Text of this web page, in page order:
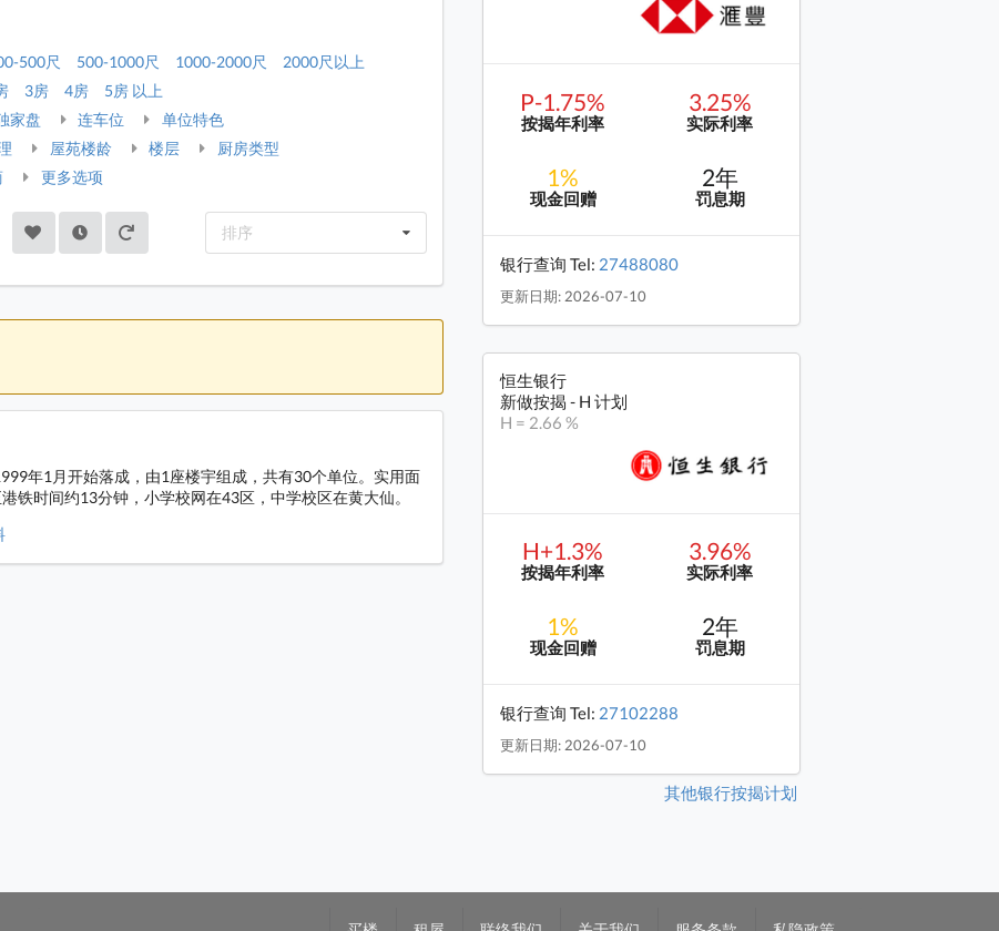
500尺 500-1000尺 1000-2000尺
2000尺以上
3房 4房
5房 以上
家盘 连车位
单位特色
屋苑楼龄 楼层
厨房类型
更多选项
排序
年1月开始落成，由1座楼宇组成，共有30个单位。实用面
铁时间约13分钟，小学校网在43区，中学校区在黄大仙。
P-1.75%
按揭年利率
3.25%
实际利率
1%
现金回赠
2年
罚息期
银行查询 Tel: 27488080
更新日期: 2026-07-10
恒生银行
新做按揭 - H 计划
H = 2.66 %
H+1.3%
按揭年利率
3.96%
实际利率
1%
现金回赠
2年
罚息期
银行查询 Tel: 27102288
更新日期: 2026-07-10
其他银行按揭计划